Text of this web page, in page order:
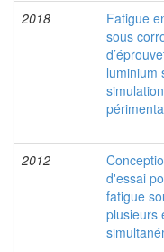
2018
Fatigue
sous
luminium
2012
d'essai
fatigue
plusieurs